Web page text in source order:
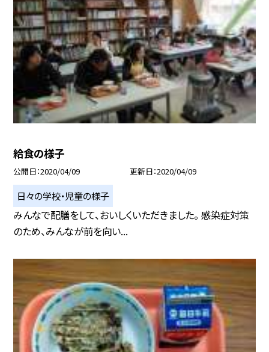
給食の様子
公開日 2020/04/09 更新日 2020/04/09
日々の学校・児童の様子
みんなで配膳をして、おいしくいただきました。 感染症対策
のため、みんなが前を向い...